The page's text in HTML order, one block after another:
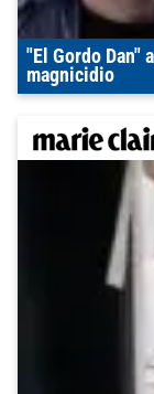
"El Gordo Dan"
magnicidio